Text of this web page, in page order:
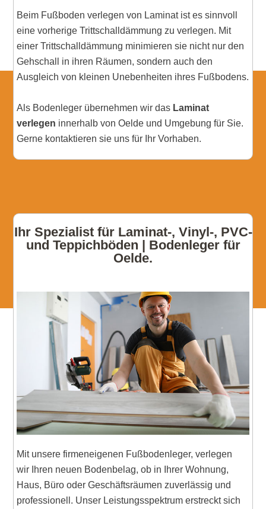
Beim Fußboden verlegen von Laminat ist es sinnvoll
eine vorherige Trittschalldämmung zu verlegen. Mit
einer Trittschalldämmung minimieren sie nicht nur den
Gehschall in ihren Räumen, sondern auch den
Ausgleich von kleinen Unebenheiten ihres Fußbodens.
Als Bodenleger übernehmen wir das Laminat
verlegen innerhalb von Oelde und Umgebung für Sie.
Gerne kontaktieren sie uns für Ihr Vorhaben.
Ihr Spezialist für Laminat-, Vinyl-, PVC-
und Teppichböden | Bodenleger für
Oelde.
Mit unsere firmeneigenen Fußbodenleger, verlegen
wir Ihren neuen Bodenbelag, ob in Ihrer Wohnung,
Haus, Büro oder Geschäftsräumen zuverlässig und
professionell. Unser Leistungsspektrum erstreckt sich